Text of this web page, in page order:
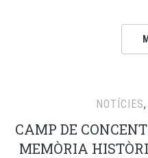
NOTÍCIES,
CAMP DE
MEMÒRIA